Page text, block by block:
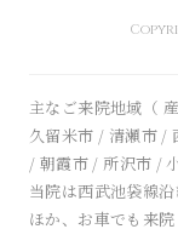
主なご来院地域（
久留米市 / 清瀬市 /
/ 朝霞市 / 所沢市 /
当院は西武池袋線
ほか、お車でも来